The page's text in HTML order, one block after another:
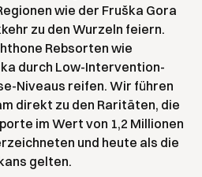
wie der Fruška Gora
zu den Wurzeln feiern.
Rebsorten wie
durch Low-Intervention-
Niveaus reifen. Wir führen
direkt zu den Raritäten, die
im Wert von 1,2 Millionen
und heute als die
gelten.